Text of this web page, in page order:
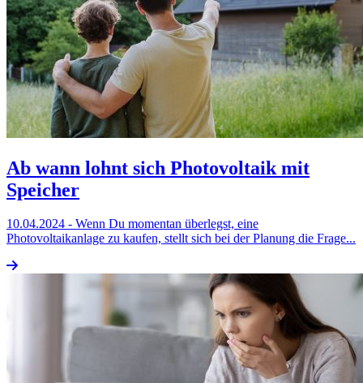
Ab wann lohnt sich Photovoltaik mit
Speicher
10.04.2024 - Wenn Du momentan überlegst, eine
Photovoltaikanlage zu kaufen, stellt sich bei der Planung die Frage...